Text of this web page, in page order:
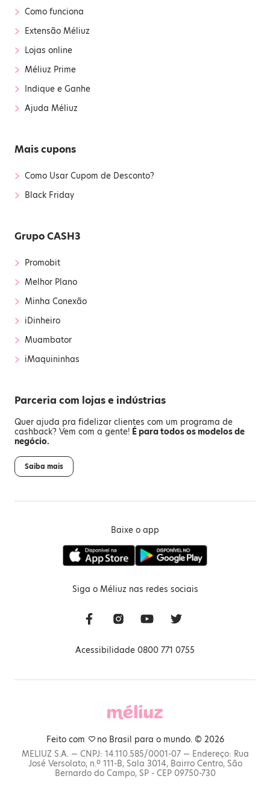
› Como funciona
› Extensão Méliuz
› Lojas online
› Méliuz Prime
› Indique e Ganhe
› Ajuda Méliuz
Mais cupons
› Como Usar Cupom de Desconto?
› Black Friday
Grupo CASH3
› Promobit
› Melhor Plano
› Minha Conexão
› iDinheiro
› Muambator
› iMaquininhas
Parceria com lojas e indústrias
Quer ajuda pra fidelizar clientes com um programa de
cashback? Vem com a gente! É para todos os modelos de
negócio.
Saiba mais
Baixe o app
Siga o Méliuz nas redes sociais
Acessibilidade 0800 771 0755
Feito com
no Brasil para o mundo. © 2026
MELIUZ S.A. — CNPJ: 14.110.585/0001-07 — Endereço: Rua
José Versolato, n.º 111-B, Sala 3014, Bairro Centro, São
Bernardo do Campo, SP - CEP 09750-730